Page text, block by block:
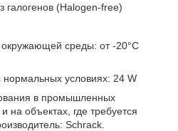
галогенов (Halogen-free)
среды: от -20°C
условиях: 24 W
в промышленных
объектах, где требуется
Schrack.